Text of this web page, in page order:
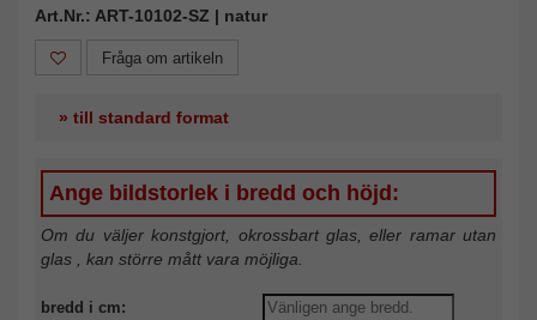
Art.Nr.: ART-10102-SZ | natur
Fråga om artikeln
» till standard format
Ange bildstorlek i bredd och höjd:
Om du väljer konstgjort, okrossbart glas, eller ramar utan
glas , kan större mått vara möjliga.
bredd i cm: